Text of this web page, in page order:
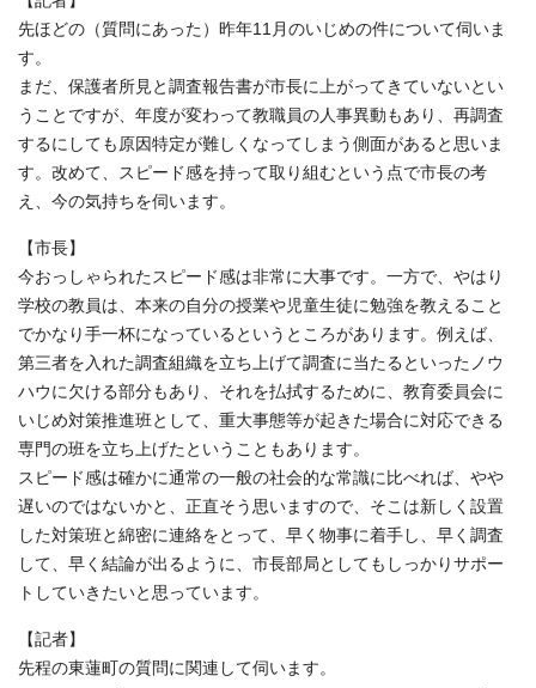
先ほどの（質問にあった）昨年11月のいじめの件について伺いま
す。
まだ、保護者所見と調査報告書が市長に上がってきていないとい
うことですが、年度が変わって教職員の人事異動もあり、再調査
するにしても原因特定が難しくなってしまう側面があると思いま
す。改めて、スピード感を持って取り組むという点で市長の考
え、今の気持ちを伺います。
【市長】
今おっしゃられたスピード感は非常に大事です。一方で、やはり
学校の教員は、本来の自分の授業や児童生徒に勉強を教えること
でかなり手一杯になっているというところがあります。例えば、
第三者を入れた調査組織を立ち上げて調査に当たるといったノウ
ハウに欠ける部分もあり、それを払拭するために、教育委員会に
いじめ対策推進班として、重大事態等が起きた場合に対応できる
専門の班を立ち上げたということもあります。
スピード感は確かに通常の一般の社会的な常識に比べれば、やや
遅いのではないかと、正直そう思いますので、そこは新しく設置
した対策班と綿密に連絡をとって、早く物事に着手し、早く調査
して、早く結論が出るように、市長部局としてもしっかりサポー
トしていきたいと思っています。
【記者】
先程の東蓮町の質問に関連して伺います。